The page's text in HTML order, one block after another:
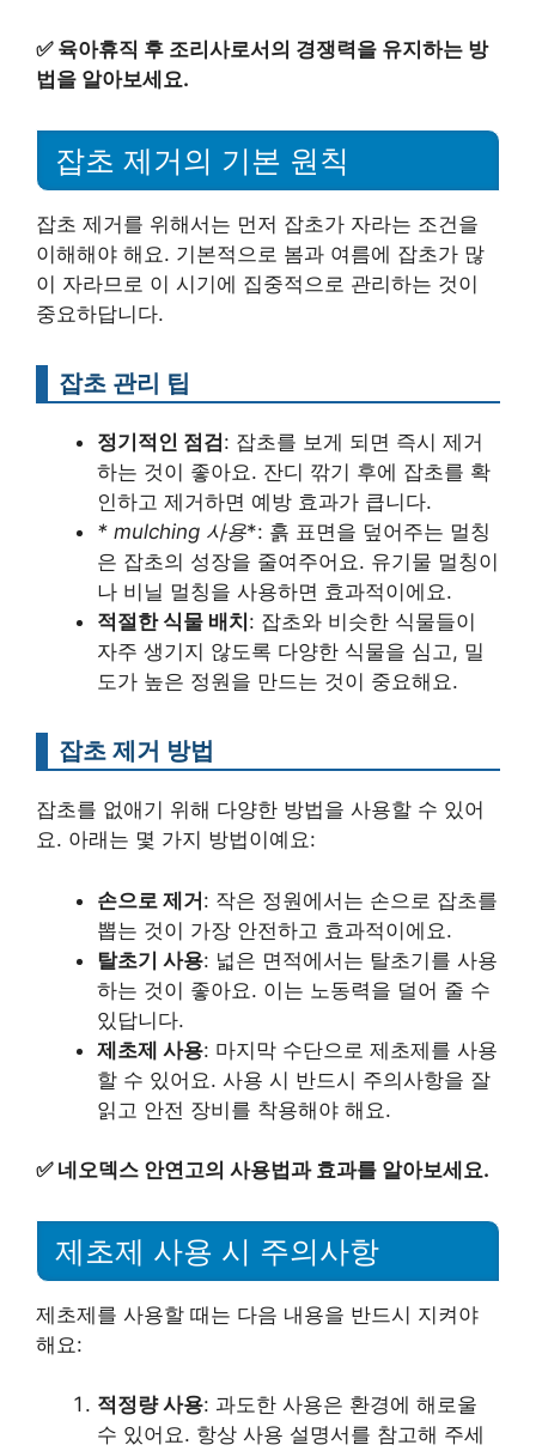
✅ 육아휴직 후 조리사로서의 경쟁력을 유지하는 방
법을 알아보세요.
잡초 제거의 기본 원칙
잡초 제거를 위해서는 먼저 잡초가 자라는 조건을
이해해야 해요. 기본적으로 봄과 여름에 잡초가 많
이 자라므로 이 시기에 집중적으로 관리하는 것이
중요하답니다.
잡초 관리 팁
정기적인 점검 : 잡초를 보게 되면 즉시 제거
하는 것이 좋아요. 잔디 깎기 후에 잡초를 확
인하고 제거하면 예방 효과가 큽니다.
* mulching 사용*: 흙 표면을 덮어주는 멀칭
은 잡초의 성장을 줄여주어요. 유기물 멀칭이
나 비닐 멀칭을 사용하면 효과적이에요.
적절한 식물 배치 : 잡초와 비슷한 식물들이
자주 생기지 않도록 다양한 식물을 심고, 밀
도가 높은 정원을 만드는 것이 중요해요.
잡초 제거 방법
잡초를 없애기 위해 다양한 방법을 사용할 수 있어
요. 아래는 몇 가지 방법이예요:
손으로 제거: 작은 정원에서는 손으로 잡초를
뽑는 것이 가장 안전하고 효과적이에요.
탈초기 사용: 넓은 면적에서는 탈초기를 사용
하는 것이 좋아요. 이는 노동력을 덜어 줄 수
있답니다.
제초제 사용: 마지막 수단으로 제초제를 사용
할 수 있어요. 사용 시 반드시 주의사항을 잘
읽고 안전 장비를 착용해야 해요.
✅ 네오덱스 안연고의 사용법과 효과를 알아보세요.
제초제 사용 시 주의사항
제초제를 사용할 때는 다음 내용을 반드시 지켜야
해요:
적정량 사용: 과도한 사용은 환경에 해로울
수 있어요. 항상 사용 설명서를 참고해 주세